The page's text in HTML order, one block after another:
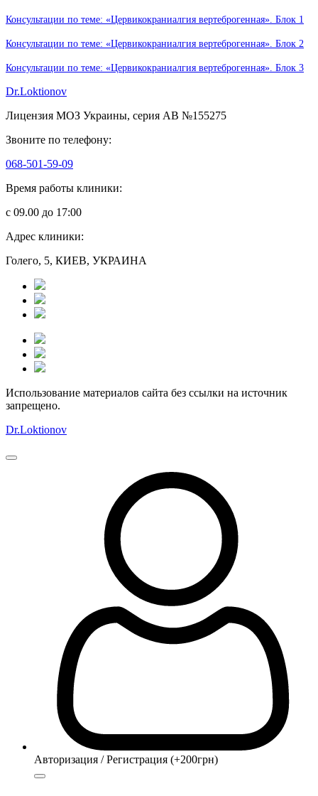
Консультации по теме: «Цервикокраниалгия вертеброгенная». Блок 1
Консультации по теме: «Цервикокраниалгия вертеброгенная». Блок 2
Консультации по теме: «Цервикокраниалгия вертеброгенная». Блок 3
Dr.Loktionov
Лицензия МОЗ Украины, серия АВ №155275
Звоните по телефону:
068-501-59-09
Время работы клиники:
с 09.00 до 17:00
Адрес клиники:
Голего, 5, КИЕВ, УКРАИНА
Использование материалов сайта без ссылки на источник
запрещено.
Dr.Loktionov
Авторизация / Регистрация (+200грн)